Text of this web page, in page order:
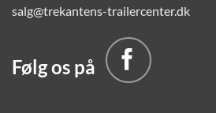
salg@trekantens-trailercenter.dk
Følg os på